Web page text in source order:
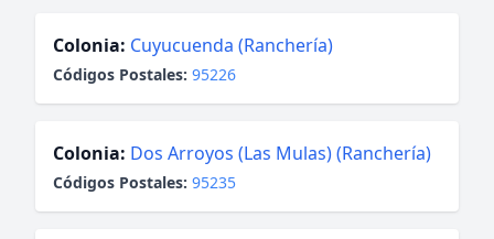
Colonia: Cuyucuenda (Ranchería)
Códigos Postales: 95226
Colonia: Dos Arroyos (Las Mulas) (Ranchería)
Códigos Postales: 95235